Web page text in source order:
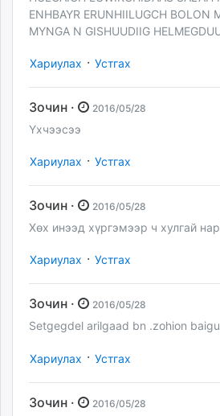
ENHBAYR ERUNHIILUGCH BOLON
MYNGA N GISHUUDIIG
Хариулах · Устгах
Зочин · 2016/05/28
Үхчээсээ
Хариулах · Устгах
Зочин · 2016/05/28
Хөх инээд хүргэмээр ч хулгай
Хариулах · Устгах
Зочин · 2016/05/28
Setgegdel arilgaad bn .zohion
Хариулах · Устгах
Зочин · 2016/05/28